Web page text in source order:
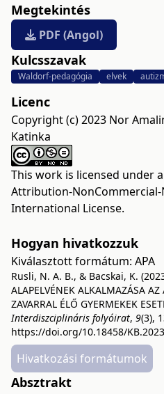
Megtekintés
PDF (Angol)
Kulcsszavak
Waldorf-pedagógia elvek
Licenc
Copyright (c) 2023 Nor
Katinka
This work is licensed under a
Attribution-NonCommercial-
International License.
Hogyan hivatkozzuk
Kiválasztott formátum: APA
Rusli, N. A. B., & Bacskai, K.
ALAPELVÉNEK ALKALMAZÁSA
ZAVARRAL ÉLŐ GYERMEKEK
Interdiszciplináris folyóirat, 9(3),
https://doi.org/10.18458/
Hivatkozási formátumok
Absztrakt